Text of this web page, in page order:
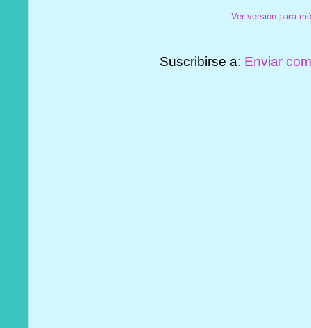
Ver versión para
Suscribirse a: Enviar